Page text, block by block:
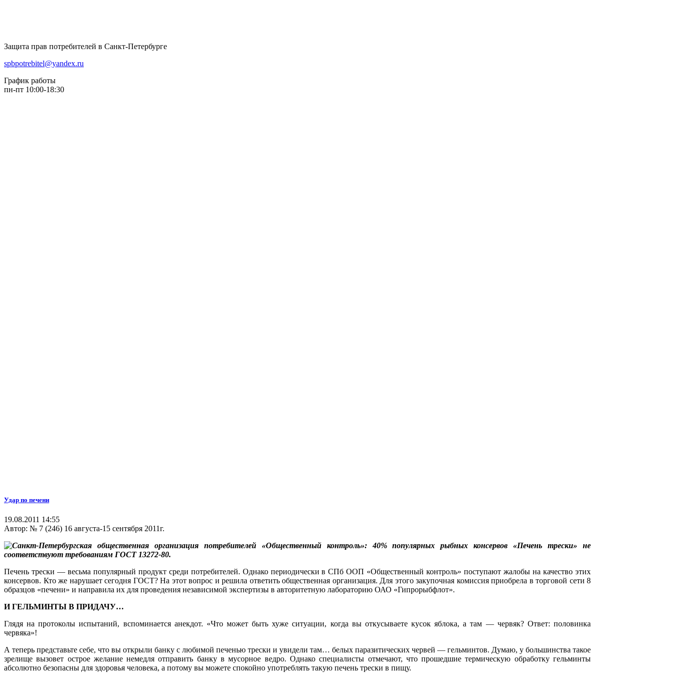
Защита прав потребителей в Санкт-Петербурге
spbpotrebitel@yandex.ru
График работы
пн-пт 10:00-18:30
Удар по печени
19.08.2011 14:55
Автор: № 7 (246) 16 августа-15 сентября 2011г.
Санкт-Петербургская общественная организация потребителей «Общественный контроль»: 40% популярных рыбных консервов «Печень трески» не
соответствуют требованиям ГОСТ 13272-80.
Печень трески — весьма популярный продукт среди потребителей. Однако периодически в СПб ООП «Общественный контроль» поступают жалобы на качество этих
консервов. Кто же нарушает сегодня ГОСТ? На этот вопрос и решила ответить общественная организация. Для этого закупочная комиссия приобрела в торговой сети 8
образцов «печени» и направила их для проведения независимой экспертизы в авторитетную лабораторию ОАО «Гипрорыбфлот».
И ГЕЛЬМИНТЫ В ПРИДАЧУ…
Глядя на протоколы испытаний, вспоминается анекдот. «Что может быть хуже ситуации, когда вы откусываете кусок яблока, а там — червяк? Ответ: половинка
червяка»!
А теперь представьте себе, что вы открыли банку с любимой печенью трески и увидели там… белых паразитических червей — гельминтов. Думаю, у большинства такое
зрелище вызовет острое желание немедля отправить банку в мусорное ведро. Однако специалисты отмечают, что прошедшие термическую обработку гельминты
абсолютно безопасны для здоровья человека, а потому вы можете спокойно употреблять такую печень трески в пищу.